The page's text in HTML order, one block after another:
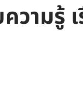
ามรู้